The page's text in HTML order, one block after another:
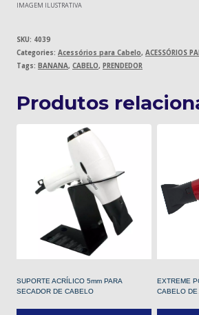
IMAGEM ILUSTRATIVA
SKU: 4039
Categories: Acessórios para Cabelo, ACESSÓRIOS
Tags: BANANA, CABELO, PRENDEDOR
Produtos
SUPORTE ACRÍLICO 5mm PARA
SECADOR DE CABELO
EXTREME
CABELO DE